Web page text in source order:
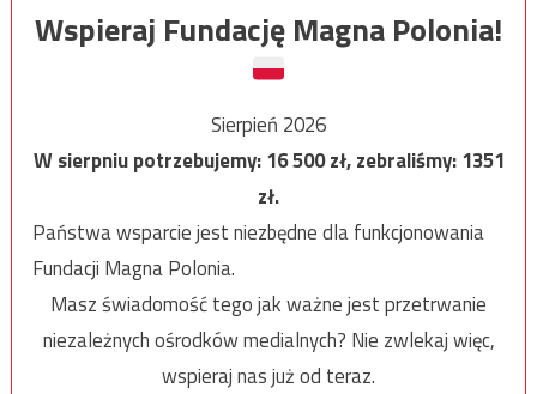
Wspieraj Fundację Magna Polonia!
Sierpień 2026
W sierpniu potrzebujemy:16 500zł, zebraliśmy:1351
zł.
Państwa wsparcie jest niezbędne dla funkcjonowania
Fundacji Magna Polonia.
Masz świadomość tego jak ważne jest przetrwanie
niezależnych ośrodków medialnych? Nie zwlekaj więc,
wspieraj nas już od teraz.